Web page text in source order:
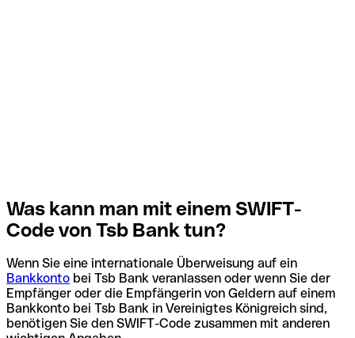
Was kann man mit einem SWIFT-
Code von Tsb Bank tun?
Wenn Sie eine internationale Überweisung auf ein
Bankkonto bei Tsb Bank veranlassen oder wenn Sie der
Empfänger oder die Empfängerin von Geldern auf einem
Bankkonto bei Tsb Bank in Vereinigtes Königreich sind,
benötigen Sie den SWIFT-Code zusammen mit anderen